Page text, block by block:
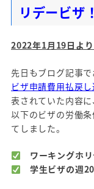
リデービザ！
2022年1月19日よ
先日もブログ記事で
ビザ申請費用払戻し
表されていた内容
以下のビザの労働
てしました。
ワーキングホ
学生ビザの週